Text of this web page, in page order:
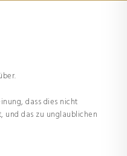
dass dies nicht
und das zu unglaublichen